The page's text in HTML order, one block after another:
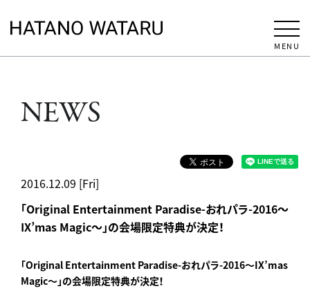
MENU
NEWS
2016.12.09 [Fri]
「Original Entertainment Paradise-おれパラ-2016～
IX’mas Magic～」の会場限定特典が決定！
「Original Entertainment Paradise-おれパラ-2016～IX’mas
Magic～」の会場限定特典が決定！